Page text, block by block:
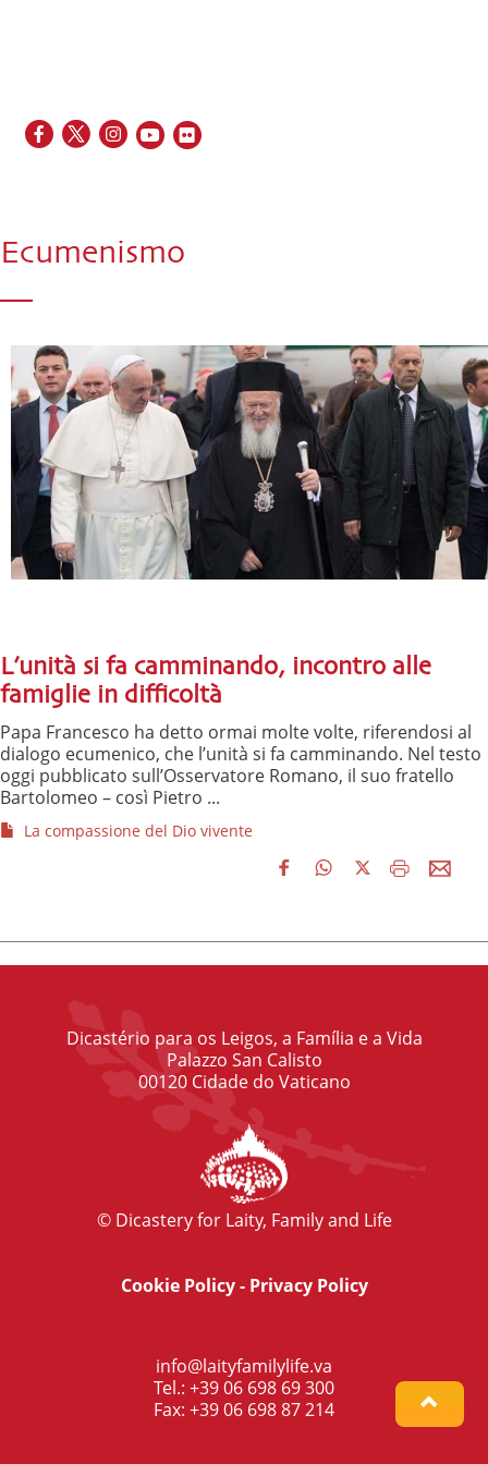
Ecumenismo
L’unità si fa camminando, incontro alle
famiglie in difficoltà
Papa Francesco ha detto ormai molte volte, riferendosi al
dialogo ecumenico, che l’unità si fa camminando. Nel testo
oggi pubblicato sull’Osservatore Romano, il suo fratello
Bartolomeo – così Pietro ...
La compassione del Dio vivente
Dicastério para os Leigos, a Família e a Vida
Palazzo San Calisto
00120 Cidade do Vaticano
© Dicastery for Laity, Family and Life
Cookie Policy- Privacy Policy
info@laityfamilylife.va
Tel.: +39 06 698 69 300
Fax: +39 06 698 87 214